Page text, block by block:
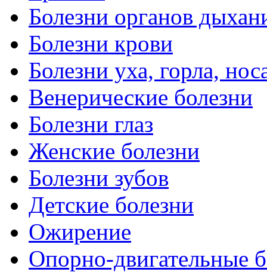
Болезни органов
Болезни крови
Болезни уха, горла,
Венерические болезни
Болезни глаз
Женские болезни
Болезни зубов
Детские болезни
Ожирение
Опopно-двигательные